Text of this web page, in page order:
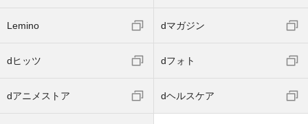
Lemino dマガジン
dヒッツ dフォト
dアニメストア dヘルスケア